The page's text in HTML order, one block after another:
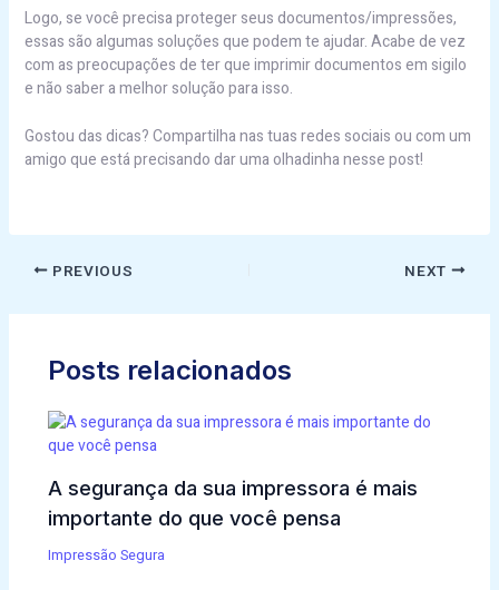
Logo, se você precisa proteger seus documentos/impressões,
essas são algumas soluções que podem te ajudar. Acabe de vez
com as preocupações de ter que imprimir documentos em sigilo
e não saber a melhor solução para isso.
Gostou das dicas? Compartilha nas tuas redes sociais ou com um
amigo que está precisando dar uma olhadinha nesse post!
PREVIOUS NEXT
Posts relacionados
A segurança da sua impressora é mais
importante do que você pensa
Impressão Segura